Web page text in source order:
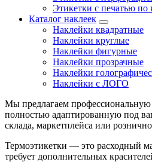
Этикетки с печатью по
Каталог наклеек
Наклейки квадратные
Наклейки круглые
Наклейки фигурные
Наклейки прозрачные
Наклейки
Наклейки с ЛОГО
Мы предлагаем профессиональную
полностью адаптированную под
склада, маркетплейса или
Термоэтикетки — это расходный
требует дополнительных